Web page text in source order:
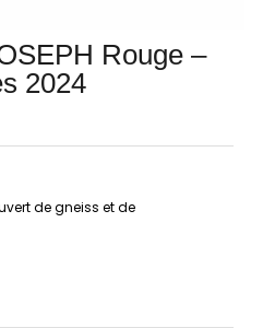
Rouge –
2024
de gneiss et de